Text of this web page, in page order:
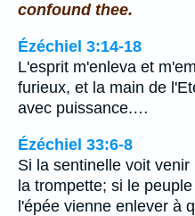
confound thee.
Ézéchiel 3:14-18
L'esprit m'enleva et
furieux, et la main de
avec puissance.…
Ézéchiel 33:6-8
Si la sentinelle voit
la trompette; si le
l'épée vienne enlever à